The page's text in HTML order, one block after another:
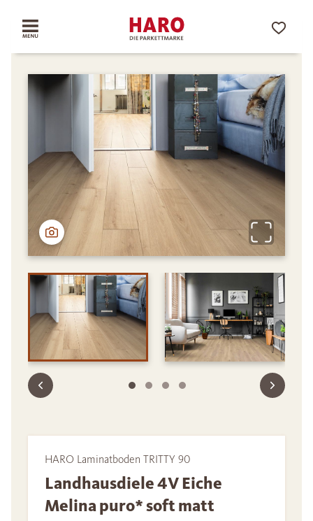
HARO Laminatboden TRITTY 90
Landhausdiele 4V Eiche
Melina puro* soft matt